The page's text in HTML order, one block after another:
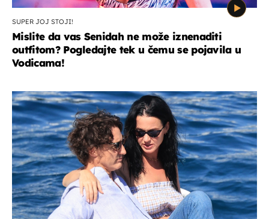
SUPER JOJ STOJI!
Mislite da vas Senidah ne može iznenaditi
outfitom? Pogledajte tek u čemu se pojavila u
Vodicama!